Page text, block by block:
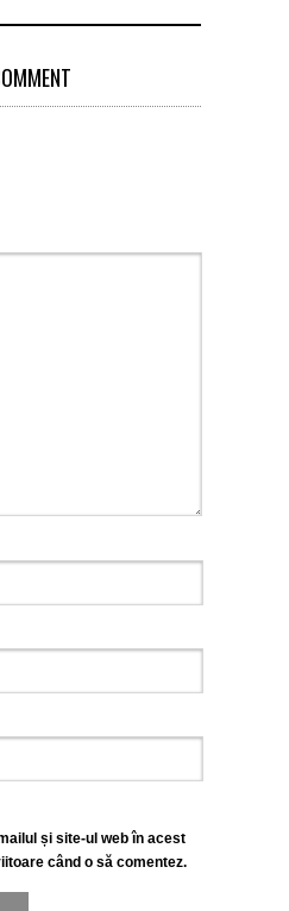
și site-ul web în acest
când o să comentez.